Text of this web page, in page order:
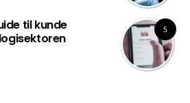
5
til kunde